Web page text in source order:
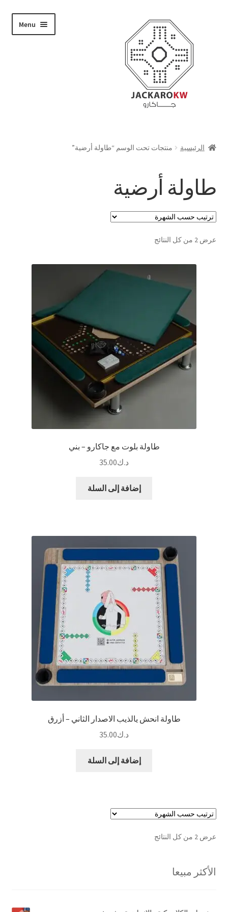
navigation
content
Menu
حسابي
الدفع
تواصل معنا
العربية
الرئيسية منتجات تحت الوسم “طاولة أرضية”
طاولة أرضية
عرض ⁦2⁩ من كل النتائج
تم
الشهرة
طاولة بلوت مع جاكارو – بني
د.ك35.00
إضافة إلى السلة
طاولة انحش يالذيب الاصدار الثاني – أزرق
د.ك35.00
إضافة إلى السلة
عرض ⁦2⁩ من كل النتائج
تم
الأكثر مبيعا